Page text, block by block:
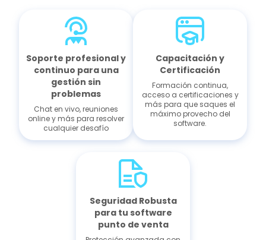
Soporte profesional y
continuo para una
gestión sin
problemas
Chat en vivo, reuniones
online y más para resolver
cualquier desafío
Capacitación y
Certificación
Formación continua,
acceso a certificaciones y
más para que saques el
máximo provecho del
software.
Seguridad Robusta
para tu software
punto de venta